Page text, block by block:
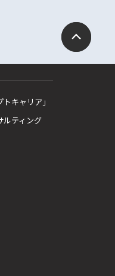
キャリア」
ルティング